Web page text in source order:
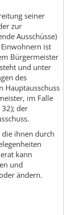
seiner
zur
Ausschüsse)
ist
Bürgermeister
und unter
des
Hauptausschuss
im Falle
der
die ihnen durch
kann
und
ändern.